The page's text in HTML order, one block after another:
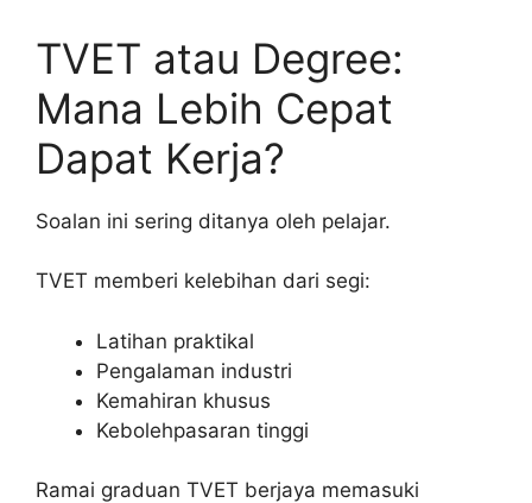
TVET atau Degree:
Mana Lebih Cepat
Dapat Kerja?
Soalan ini sering ditanya oleh pelajar.
TVET memberi kelebihan dari segi:
Latihan praktikal
Pengalaman industri
Kemahiran khusus
Kebolehpasaran tinggi
Ramai graduan TVET berjaya memasuki